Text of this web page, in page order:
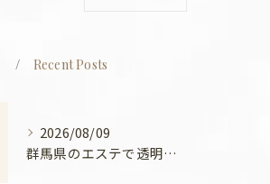
Recent Posts
2026/08/09
群馬県のエステで透明感アップするためのポイントと実感できる理由